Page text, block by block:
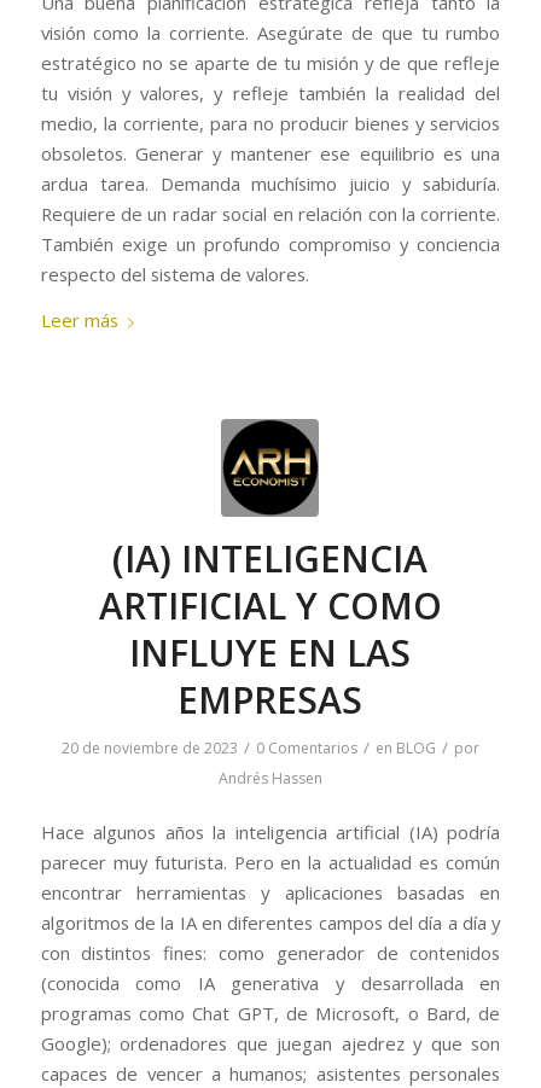
visión como la corriente. Asegúrate de que tu rumbo
estratégico no se aparte de tu misión y de que refleje
tu visión y valores, y refleje también la realidad del
medio, la corriente, para no producir bienes y servicios
obsoletos. Generar y mantener ese equilibrio es una
ardua tarea. Demanda muchísimo juicio y sabiduría.
Requiere de un radar social en relación con la corriente.
También exige un profundo compromiso y conciencia
respecto del sistema de valores.
Leer más
(IA) INTELIGENCIA
ARTIFICIAL Y COMO
INFLUYE EN LAS
EMPRESAS
20 de noviembre de 2023 / 0 Comentarios / en BLOG / por
Andrés Hassen
Hace algunos años la inteligencia artificial (IA) podría
parecer muy futurista. Pero en la actualidad es común
encontrar herramientas y aplicaciones basadas en
algoritmos de la IA en diferentes campos del día a día y
con distintos fines: como generador de contenidos
(conocida como IA generativa y desarrollada en
programas como Chat GPT, de Microsoft, o Bard, de
Google); ordenadores que juegan ajedrez y que son
capaces de vencer a humanos; asistentes personales